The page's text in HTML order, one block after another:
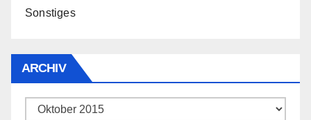
Sonstiges
ARCHIV
Archiv